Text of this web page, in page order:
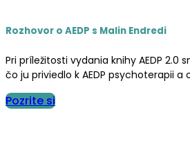
Rozhovor o AEDP s Malin Endredi
Pri príležitosti vydania knihy AEDP
čo ju priviedlo k AEDP psychoterapii
Pozrite si